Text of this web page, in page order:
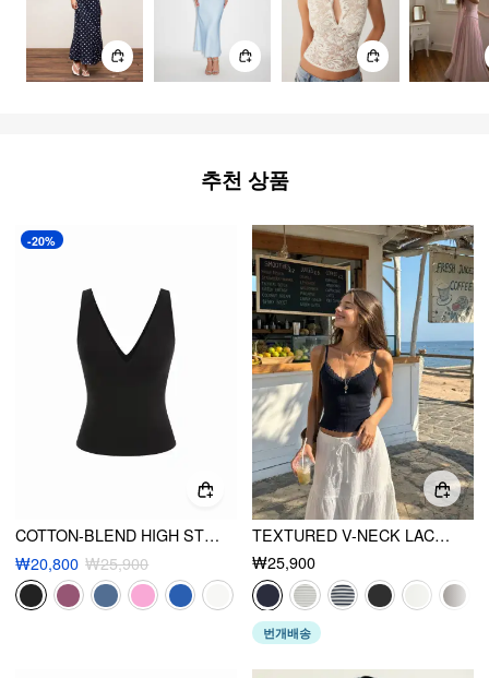
추천 상품
-20%
COTTON-BLEND HIGH STRETCH V-NECK TANK TOP
₩20,800 ₩25,900
TEXTURED V-NECK LACE TRIM CAMI TOP
₩25,900
번개배송